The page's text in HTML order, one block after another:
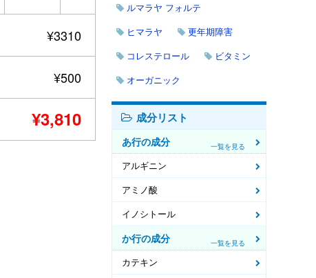
¥3310
¥500
¥3,810
ルマラヤ フォルテ
ヒマラヤ
更年期障害
コレステロール
ビタミン
オーガニック
成分リスト
あ行の成分 一覧を見る
アルギニン
アミノ酸
イノシトール
か行の成分 一覧を見る
カテキン